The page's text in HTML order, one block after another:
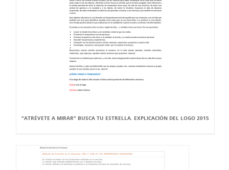
"ATRÉVETE A MIRAR" BUSCA TU ESTRELLA. EXPLICACIÓN DEL LOGO 2015